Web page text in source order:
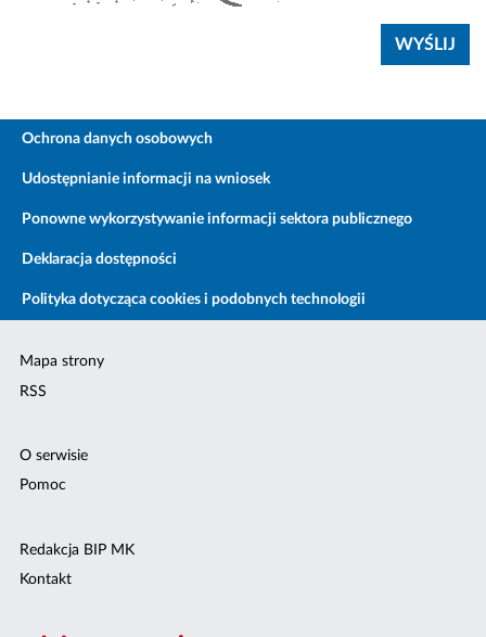
Ochrona danych osobowych
Udostępnianie informacji na wniosek
Ponowne wykorzystywanie informacji sektora publicznego
Deklaracja dostępności
Polityka dotycząca cookies i podobnych technologii
Mapa strony
RSS
O serwisie
Pomoc
Redakcja BIP MK
Kontakt